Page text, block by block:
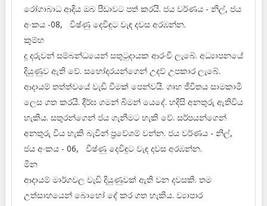
රෝගාබාධ ආදිය ඔබ පීඩාවට පත් කරයි. ජය වර්ණය - නිල්, ජය
අංකය -08, විෂ්ණු දෙවිඳුට වැඳ දවස අරඹන්න.
කුම්භ
දූ දරුවන් සම්බන්ධයෙන් සතුටුදායක ආරංචි ලැබේ. අධ්‍යාපනයේ
දියුණුව ඇති වේ. සහෝදරයන්ගෙන් උදව් උපකාර ලැබේ.
ආදායම් තත්ත්වයේ වැඩි වීමක් පෙන්වයි. ගෘහ ජීවිතය සාමකාමී
ලෙස ගත කරයි. දීර්ඝ ගමන් බිමන් යෙදේ. හදිසි අනතුරු ඇතිවිය
හැකිය. සතුරන්ගෙන් ජය ගැනීමට හැකි වේ. සර්පයන්ගෙන්
අනතුරු විය හැකි බැවින් ප්‍රවේශම් වන්න. ජය වර්ණය - නිල්,
ජය අංකය - 06, විෂ්ණු දෙවිඳුට වැඳ දවස අරඹන්න.
මීන
ආදායම් මාර්ගවල වැඩි දියුණුවක් ඇති වන දවසකි. තම
උත්සාහයෙන් බොහෝ දේ කර ගත හැකිය. ව්‍යාපාර